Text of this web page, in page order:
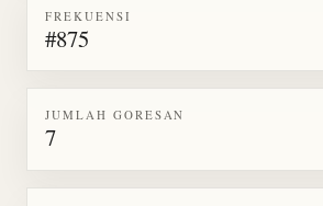
FREKUENSI
#875
JUMLAH GORESAN
7